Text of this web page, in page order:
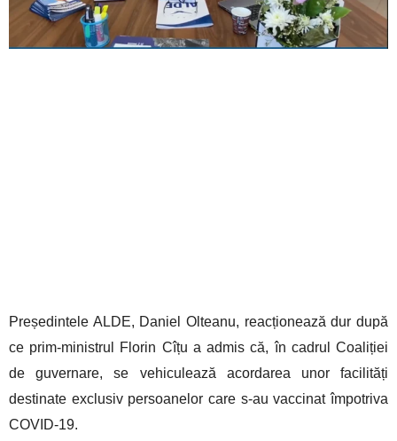
Președintele ALDE, Daniel Olteanu, reacționează dur după
ce prim-ministrul Florin Cîțu a admis că, în cadrul Coaliției
de guvernare, se vehiculează acordarea unor facilități
destinate exclusiv persoanelor care s-au vaccinat împotriva
COVID-19.